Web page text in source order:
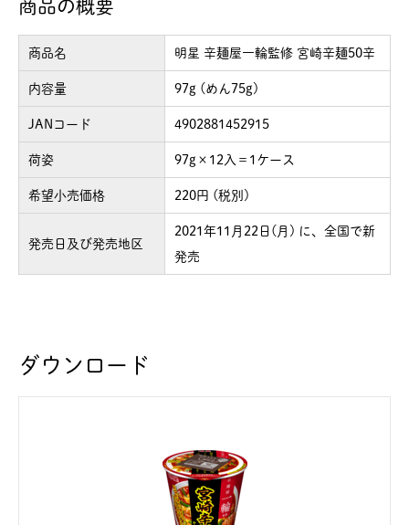
商品の概要
商品名 明星 辛麺屋一輪監修 宮崎辛麺50辛
内容量 97g (めん75g)
JANコード 4902881452915
荷姿 97g×12入＝1ケース
希望小売価格 220円 (税別)
発売日及び発売地区
2021年11月22日(月) に、全国で新
発売
ダウンロード